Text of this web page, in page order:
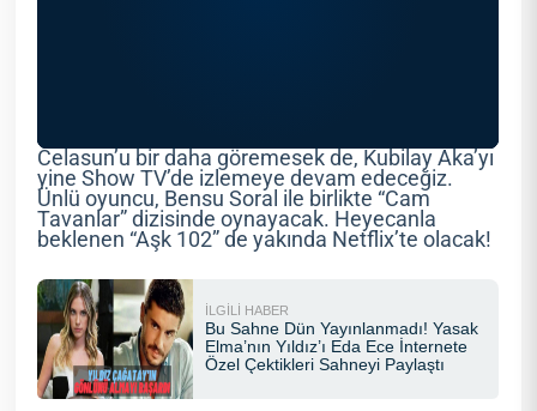
Celasun’u bir daha göremesek de, Kubilay Aka’yı
yine Show TV’de izlemeye devam edeceğiz.
Ünlü oyuncu, Bensu Soral ile birlikte “Cam
Tavanlar” dizisinde oynayacak. Heyecanla
beklenen “Aşk 102” de yakında Netflix’te olacak!